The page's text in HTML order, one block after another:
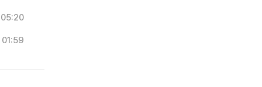
05:20
01:59